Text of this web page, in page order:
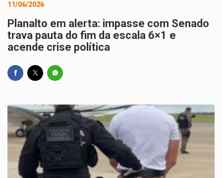
11/06/2026
Planalto em alerta: impasse com Senado
trava pauta do fim da escala 6×1 e
acende crise política